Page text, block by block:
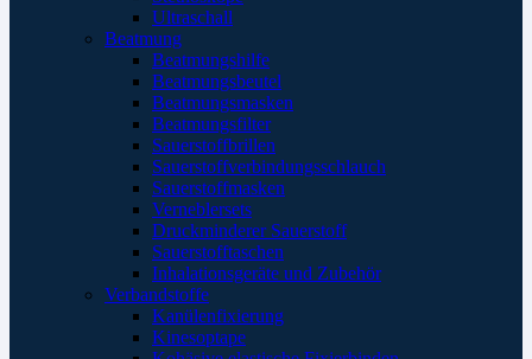
Ultraschall
Beatmung
Beatmungshilfe
Beatmungsbeutel
Beatmungsmasken
Beatmungsfilter
Sauerstoffbrillen
Sauerstoffverbindungsschlauch
Sauerstoffmasken
Verneblersets
Druckminderer Sauerstoff
Sauerstofftaschen
Inhalationsgeräte und Zubehör
Verbandstoffe
Kanülenfixierung
Kinesoptape